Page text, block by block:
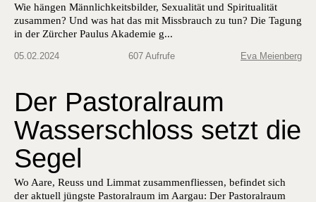
Wie hän­gen Männlichkeits­bilder, Sex­u­al­ität und Spir­i­tu­al­ität
zusam­men? Und was hat das mit Miss­brauch zu tun? Die Tagung
in der Zürcher Paulus Akademie g...
05.02.2024 607 Aufrufe Eva Meienberg
Der Pastoralraum
Wasserschloss setzt die
Segel
Wo Aare, Reuss und Lim­mat zusam­men­fliessen, befind­et sich
der aktuell jüng­ste Pas­toral­raum im Aar­gau: Der Pas­toral­raum